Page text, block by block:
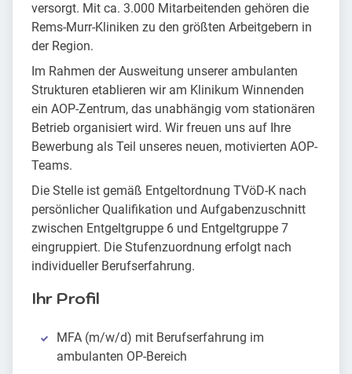
versorgt. Mit ca. 3.000 Mitarbeitenden gehören die
Rems-Murr-Kliniken zu den größten Arbeitgebern in
der Region.
Im Rahmen der Ausweitung unserer ambulanten
Strukturen etablieren wir am Klinikum Winnenden
ein AOP-Zentrum, das unabhängig vom stationären
Betrieb organisiert wird. Wir freuen uns auf Ihre
Bewerbung als Teil unseres neuen, motivierten AOP-
Teams.
Die Stelle ist gemäß Entgeltordnung TVöD-K nach
persönlicher Qualifikation und Aufgabenzuschnitt
zwischen Entgeltgruppe 6 und Entgeltgruppe 7
eingruppiert. Die Stufenzuordnung erfolgt nach
individueller Berufserfahrung.
Ihr Profil
MFA (m/w/d) mit Berufserfahrung im
ambulanten OP-Bereich